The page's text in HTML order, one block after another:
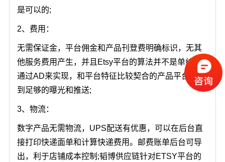
是可以的;
2、费用：
无需保证金，平台佣金和产品刊登费明确标识，无其
他服务费用产生，并且Etsy平台的算法并不是单纯的
通过AD来实现，和平台特征比较契合的产品平台会给
到足够的曝光和推送;
3、物流：
数字产品无需物流，UPS配送有优惠，可以在后台直
接打印快递面单和计算快递费用。邮费账单后台可导
出，利于店铺成本控制;韬博供应链针对ETSY平台的